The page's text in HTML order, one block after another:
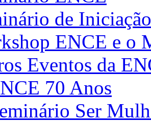
de
ENCE e o
Eventos da
70 Anos
Ser